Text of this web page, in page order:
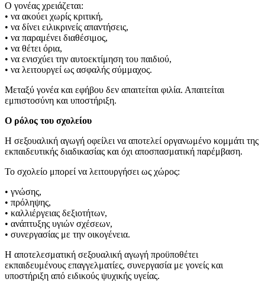
Ο γονέας χρειάζεται:
• να ακούει χωρίς κριτική,
• να δίνει ειλικρινείς απαντήσεις,
• να παραμένει διαθέσιμος,
• να θέτει όρια,
• να ενισχύει την αυτοεκτίμηση του παιδιού,
• να λειτουργεί ως ασφαλής σύμμαχος.
Μεταξύ γονέα και εφήβου δεν απαιτείται φιλία. Απαιτείται
εμπιστοσύνη και υποστήριξη.
Ο ρόλος του σχολείου
Η σεξουαλική αγωγή οφείλει να αποτελεί οργανωμένο κομμάτι της
εκπαιδευτικής διαδικασίας και όχι αποσπασματική παρέμβαση.
Το σχολείο μπορεί να λειτουργήσει ως χώρος:
• γνώσης,
• πρόληψης,
• καλλιέργειας δεξιοτήτων,
• ανάπτυξης υγιών σχέσεων,
• συνεργασίας με την οικογένεια.
Η αποτελεσματική σεξουαλική αγωγή προϋποθέτει
εκπαιδευμένους επαγγελματίες, συνεργασία με γονείς και
υποστήριξη από ειδικούς ψυχικής υγείας.